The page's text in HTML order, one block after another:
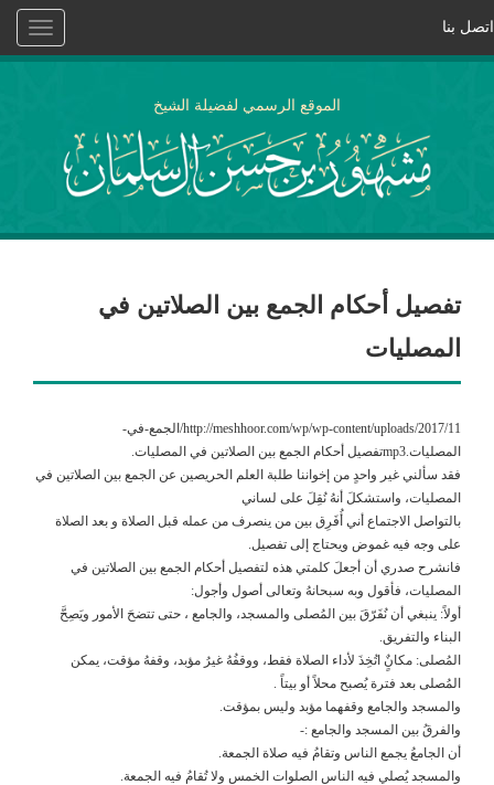
Toggle
اتصل بنا
الموقع الرسمي لفضيلة الشيخ
تفصيل أحكام الجمع بين الصلاتين في
المصليات
http://meshhoor.com/wp/wp-content/uploads/2017/11/الجمع-في-
المصليات.mp3تفصيل أحكام الجمع بين الصلاتين في المصليات.
فقد سألني غير واحدٍ من إخواننا طلبة العلم الحريصين عن الجمع بين الصلاتين في
المصليات، واستشكلَ أنهُ نُقِلَ على لساني
بالتواصل الاجتماع أني أُفَرِق بين من ينصرف من عمله قبل الصلاة و بعد الصلاة
على وجه فيه غموض ويحتاج إلى تفصيل.
فانشرح صدري أن أجعلَ كلمتي هذه لتفصيل أحكام الجمع بين الصلاتين في
المصليات، فأقول وبه سبحانهُ وتعالى أصول وأجول:
أولاً: ينبغي أن نُفَرّقَ بين المُصلى والمسجد، والجامع ، حتى تتضحَ الأمور ويَصِحَّ
البناء والتفريق.
المُصلى: مكانٌٍ اتُخِذَ لأداء الصلاة فقط، ووقفُهُ غيرُ مؤبد، وقفهُ مؤقت، يمكن
المُصلى بعد فترة يُصبح محلاً أو بيتاً .
والمسجد والجامع وقفهما مؤبد وليس بمؤقت.
والفرقُ بين المسجد والجامع :-
أن الجامعُ يجمع الناس وتقامُ فيه صلاة الجمعة.
والمسجد يُصلي فيه الناس الصلوات الخمس ولا تُقامُ فيه الجمعة.